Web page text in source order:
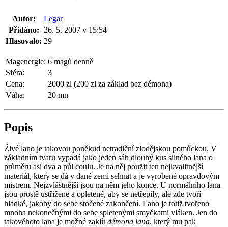
Autor:
Legar
Přidáno:
26. 5. 2007 v 15:54
Hlasovalo: 29
Magenergie: 6 magů denně
Sféra:
3
Cena:
2000 zl (200 zl za základ bez démona)
Váha:
20 mn
Popis
Živé lano je takovou poněkud netradiční zlodějskou pomůckou. V
základním tvaru vypadá jako jeden sáh dlouhý kus silného lana o
průměru asi dva a půl coulu. Je na něj použit ten nejkvalitnější
materiál, který se dá v dané zemi sehnat a je vyrobené opravdovým
mistrem. Nejzvláštnější jsou na něm jeho konce. U normálního lana
jsou prostě ustřižené a opletené, aby se netřepily, ale zde tvoří
hladké, jakoby do sebe stočené zakončení. Lano je totiž tvořeno
mnoha nekonečnými do sebe spletenými smyčkami vláken. Jen do
takovéhoto lana je možné zaklítdémona lana, který mu pak